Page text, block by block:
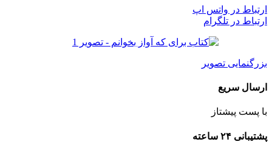
ارتباط در واتس اپ
ارتباط در تلگرام
بزرگنمایی تصویر
ارسال سریع
با پست پیشتاز
پشتیبانی ۲۴ ساعته